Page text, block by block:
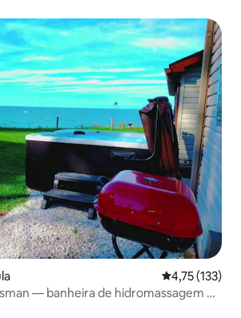
4,75 de uma
4,75 (133)
— banheira de hidromassagem —